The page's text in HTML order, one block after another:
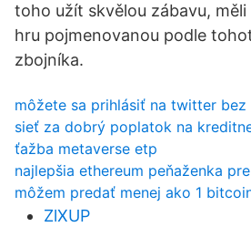
toho užít skvělou zábavu,
hru pojmenovanou podle
zbojníka.
môžete sa prihlásiť na twitter bez
sieť za dobrý poplatok na
ťažba metaverse etp
najlepšia ethereum peňaženka
môžem predať menej ako 1
ZlXUP